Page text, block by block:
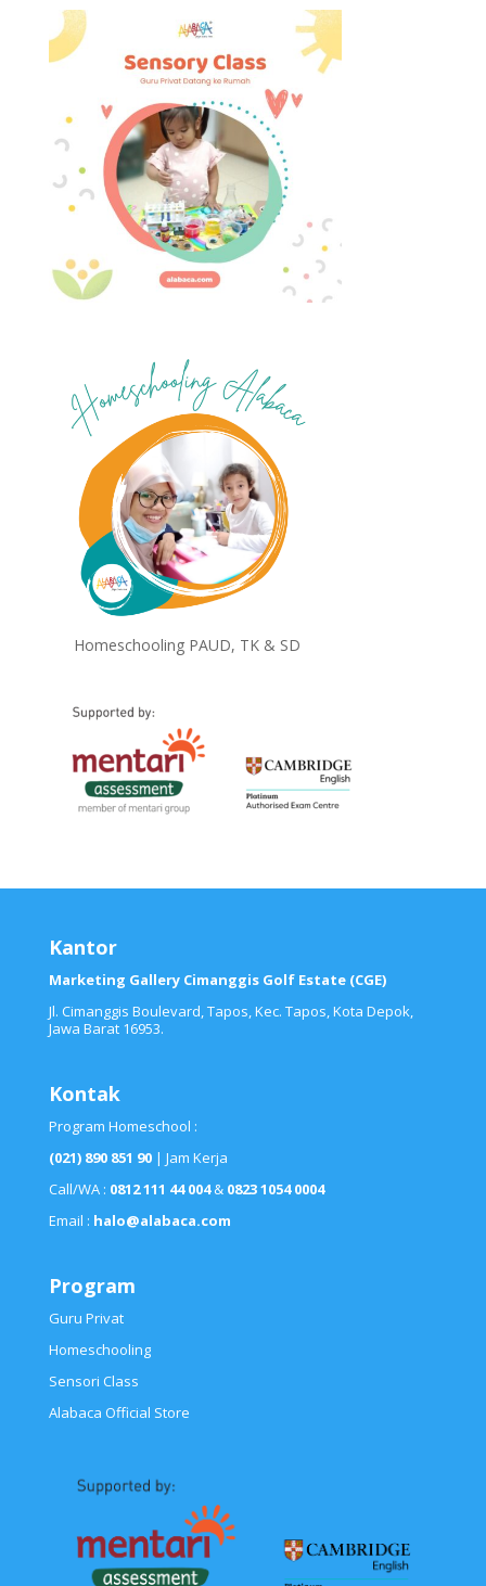
Homeschooling PAUD, TK & SD
Kantor
Marketing Gallery Cimanggis Golf Estate (CGE)
Jl. Cimanggis Boulevard, Tapos, Kec. Tapos, Kota Depok,
Jawa Barat 16953.
Kontak
Program Homeschool :
(021) 890 851 90 | Jam Kerja
Call/WA : 0812 111 44 004&0823 1054 0004
Email : halo@alabaca.com
Program
Guru Privat
Homeschooling
Sensori Class
Alabaca Official Store